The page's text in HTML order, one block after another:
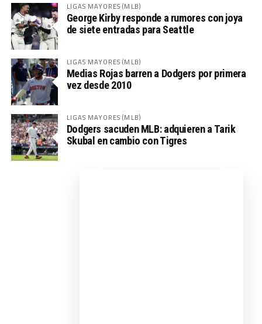
LIGAS MAYORES (MLB)
George Kirby responde a rumores con joya
de siete entradas para Seattle
LIGAS MAYORES (MLB)
Medias Rojas barren a Dodgers por primera
vez desde 2010
LIGAS MAYORES (MLB)
Dodgers sacuden MLB: adquieren a Tarik
Skubal en cambio con Tigres